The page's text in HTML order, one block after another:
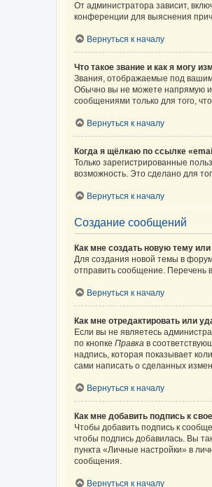
От администратора зависит,
конференции для выяснения
Вернуться к началу
Что такое звание и как я могу
Звания, отображаемые под
Обычно вы не можете напрямую
сообщениями только для того,
Вернуться к началу
Когда я щёлкаю по ссылке
Только зарегистрированные
возможность. Это сделано для
Вернуться к началу
Создание сообщений
Как мне создать новую тему
Для создания новой темы в
отправить сообщение. Перечень
Вернуться к началу
Как мне отредактировать или
Если вы не являетесь
по кнопке Правка в
надпись, которая показывает
сами написать о сделанных
Вернуться к началу
Как мне добавить подпись к
Чтобы добавить подпись к
чтобы подпись добавилась. Вы
пункта «Личные настройки» в
сообщения.
Вернуться к началу